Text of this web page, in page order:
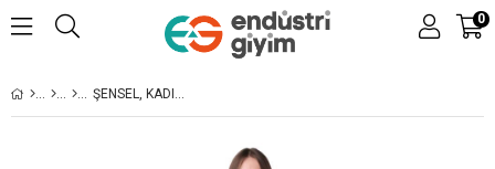
0
ŞENSEL, KADIN HASTANE TAKIM, V YAKA, MOR -48E1180- İŞ ELBISESI